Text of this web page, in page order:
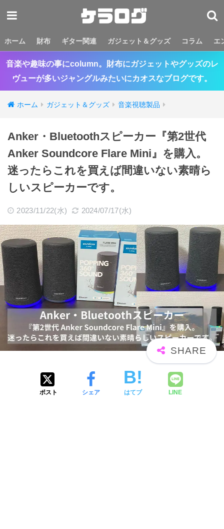
ホーム 財布 ギター関連 ガジェット＆グッズ コラム エ
音楽や趣味の事にcolumn。財布にガジェットやグッズのレ
ヴューが多いジャングルみたいにカオスなブログです。
ホーム ガジェット＆グッズ 音楽視聴製品
Anker・Bluetoothスピーカー『第2世代
Anker Soundcore Flare Mini』を購入。
迷ったらこれを買えば間違いない素晴ら
しいスピーカーです。
2023/11/22(水) 2024/07/17(水)
ポスト シェア はてブ LINE